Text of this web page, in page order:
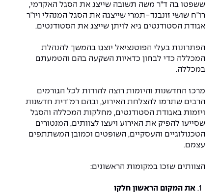
ששפטו בה ד"ר משה תשובה שייצג את הסגל האקדמי,
רו"ח שושי זונבנד-תמרי שייצגה את הסגל המנהלי ויו"ר
אגודת הסטודנטים גיא לויתן שייצג את הסטודנטים.
הפתרונות בעלי הפוטנציאל יוצגו בהמשך להנהלת
המכללה כדי לבחון כדאיות השקעה בהם והטמעתם
במכללה.
מרכז החדשנות והיזמות רוצה להודות לכל הגורמים
הרבים שתרמו להצלחת האירוע, ובהם רמ"דית חדשנות
ויזמות באגודת הסטודנטים, מחלקות המכללה והסגל
שסייעו להפיק את האירוע ויעצו לצוותים, המנטורים
הטכנולוגיים והעסקיים, השופטים וכמובן המשתתפים
עצמם.
הצוותים שזכו במקומות הראשונים:
את המקום הראשון חלקו
כתבי עת
לעבוד באפקה
משרות פנויות
אזור אישי
כניסה לסגל
כניסה לסטודנטים
היחידה לאנגלית
היחידה ללימודי חוץ
קורס ניהול לוגיסטיקה ורכש
קורס ניהול מוצר בשילוב AI
קורס דירקטורים
מעורבות חברתית
המרכז לקידום הלמידה
שכר לימוד
מלגות
The Afeka Shop
חנות החדשנות והיזמות